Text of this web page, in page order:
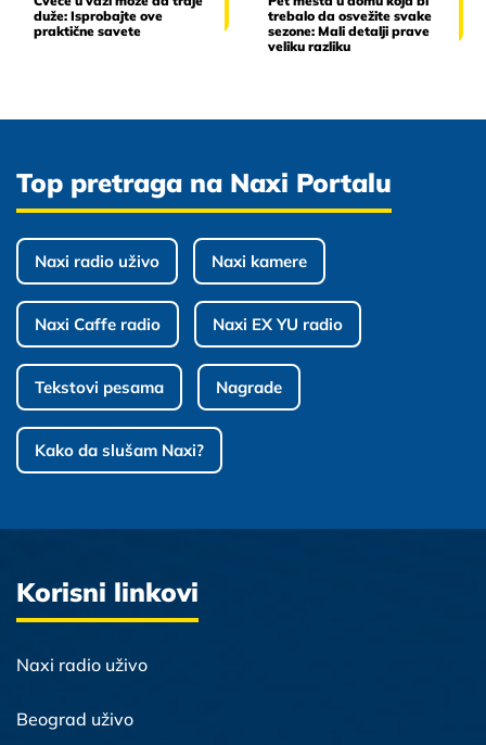
duže: Isprobajte ove
praktične savete
trebalo da osvežite svake
sezone: Mali detalji prave
veliku razliku
Top pretraga na Naxi Portalu
Naxi radio uživo Naxi kamere
Naxi Caffe radio Naxi EX YU radio
Tekstovi pesama Nagrade
Kako da slušam Naxi?
Korisni linkovi
Naxi radio uživo
Beograd uživo